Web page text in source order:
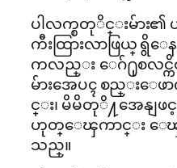
ပါလက္စတုိင္းမ်ား၏
ကီးထြားလာဖြယ္ ရွိေနၿ
ကလည္း ေဂ်႐ုစလင္ကိ
မ်ားအေပၚ စည္းေ
င္း၊ မိမိတုိ႔အေနျဖ
ဟုတ္ေၾကာင္း ေၾက
သည္။